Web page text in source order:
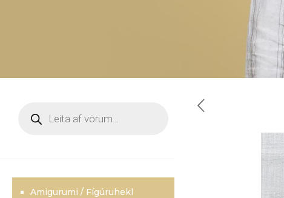
search
Amigurumi / Fígúruhekl